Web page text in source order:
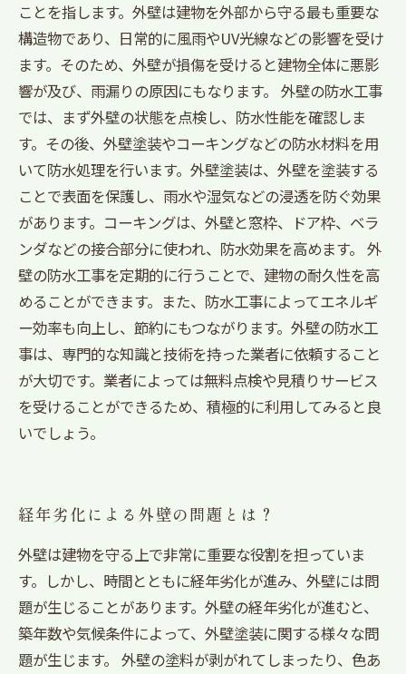
ことを指します。外壁は建物を外部から守る最も重要な
構造物であり、日常的に風雨やUV光線などの影響を受け
ます。そのため、外壁が損傷を受けると建物全体に悪影
響が及び、雨漏りの原因にもなります。 外壁の防水工事
では、まず外壁の状態を点検し、防水性能を確認しま
す。その後、外壁塗装やコーキングなどの防水材料を用
いて防水処理を行います。外壁塗装は、外壁を塗装する
ことで表面を保護し、雨水や湿気などの浸透を防ぐ効果
があります。コーキングは、外壁と窓枠、ドア枠、ベラ
ンダなどの接合部分に使われ、防水効果を高めます。 外
壁の防水工事を定期的に行うことで、建物の耐久性を高
めることができます。また、防水工事によってエネルギ
ー効率も向上し、節約にもつながります。外壁の防水工
事は、専門的な知識と技術を持った業者に依頼すること
が大切です。業者によっては無料点検や見積りサービス
を受けることができるため、積極的に利用してみると良
いでしょう。
経年劣化による外壁の問題とは？
外壁は建物を守る上で非常に重要な役割を担っていま
す。しかし、時間とともに経年劣化が進み、外壁には問
題が生じることがあります。外壁の経年劣化が進むと、
築年数や気候条件によって、外壁塗装に関する様々な問
題が生じます。 外壁の塗料が剥がれてしまったり、色あ